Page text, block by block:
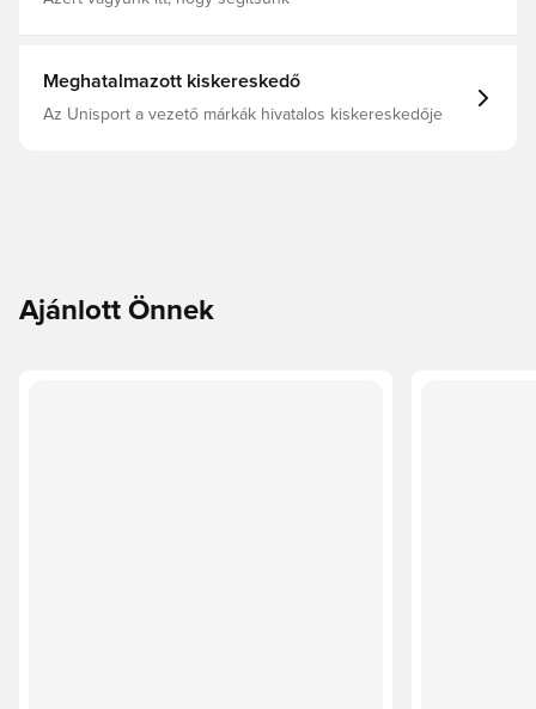
Meghatalmazott kiskereskedő
Az Unisport a vezető márkák hivatalos kiskereskedője
Ajánlott Önnek